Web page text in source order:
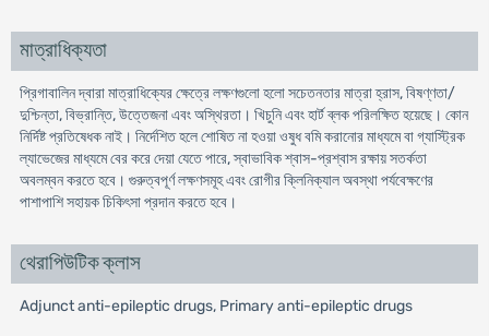
মাত্রাধিক্যতা
প্রিগাবালিন দ্বারা মাত্রাধিক্যের ক্ষেত্রে লক্ষণগুলো হলো সচেতনতার মাত্রা হ্রাস, বিষণ্ণতা/
দুশ্চিন্তা, বিভ্রান্তি, উত্তেজনা এবং অস্থিরতা। খিচুনি এবং হার্ট ব্লক পরিলক্ষিত হয়েছে। কোন
নির্দিষ্ট প্রতিষেধক নাই। নির্দেশিত হলে শোষিত না হওয়া ওষুধ বমি করানোর মাধ্যমে বা গ্যাস্ট্রিক
ল্যাভেজের মাধ্যমে বের করে দেয়া যেতে পারে, স্বাভাবিক শ্বাস-প্রশ্বাস রক্ষায় সতর্কতা
অবলম্বন করতে হবে। গুরুত্বপূর্ণ লক্ষণসমূহ এবং রোগীর ক্লিনিক্যাল অবস্থা পর্যবেক্ষণের
পাশাপাশি সহায়ক চিকিৎসা প্রদান করতে হবে।
থেরাপিউটিক ক্লাস
Adjunct anti-epileptic drugs, Primary anti-epileptic drugs